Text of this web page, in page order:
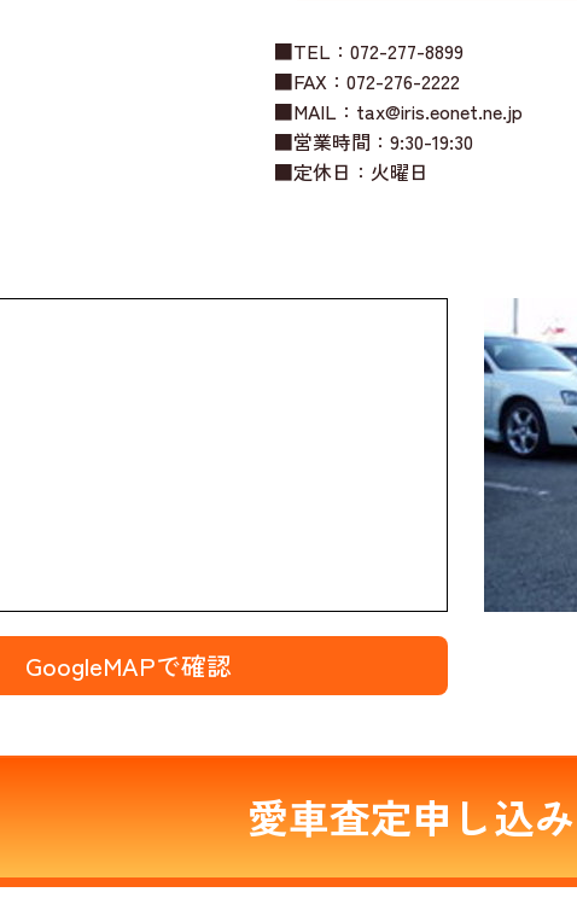
■TEL：072-277-8899
■FAX：072-276-2222
■MAIL：tax@iris.eonet.ne.jp
■営業時間：9:30-19:30
■定休日：火曜日
GoogleMAPで確認
愛車査定申し込み